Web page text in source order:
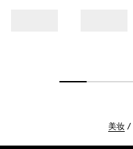
美妆